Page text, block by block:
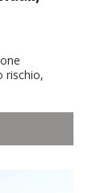
rischio,